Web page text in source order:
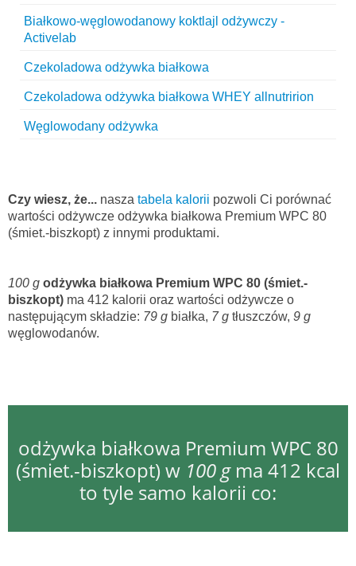
Białkowo-węglowodanowy koktlajl odżywczy -
Activelab
Czekoladowa odżywka białkowa
Czekoladowa odżywka białkowa WHEY allnutririon
Węglowodany odżywka
Czy wiesz, że... nasza tabela kalorii pozwoli Ci porównać
wartości odżywcze odżywka białkowa Premium WPC 80
(śmiet.-biszkopt) z innymi produktami.
100 g odżywka białkowa Premium WPC 80 (śmiet.-
biszkopt) ma 412 kalorii oraz wartości odżywcze o
następującym składzie: 79 g białka, 7 g tłuszczów, 9 g
węglowodanów.
odżywka białkowa Premium WPC 80
(śmiet.-biszkopt) w 100 gma 412 kcal
to tyle samo kalorii co: